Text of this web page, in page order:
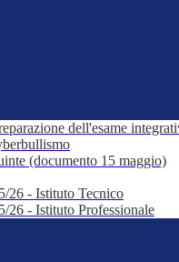
dell'esame
(documento 15 maggio)
26 - Istituto Tecnico
26 - Istituto Professionale